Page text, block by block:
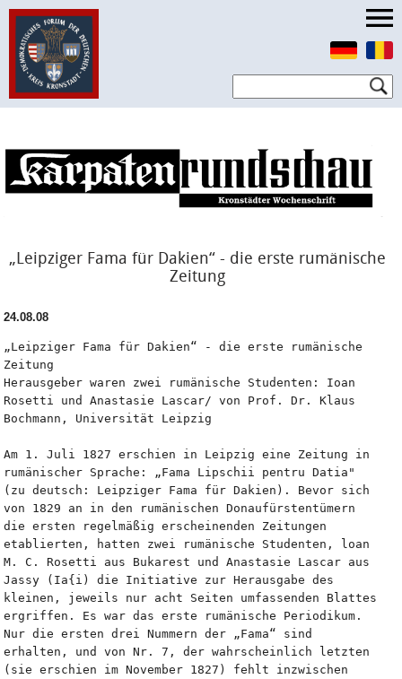
„Leipziger Fama für Dakien“ - die erste rumänische
Zeitung
24.08.08
„Leipziger Fama für Dakien“ - die erste rumänische
Zeitung
Herausgeber waren zwei rumänische Studenten: Ioan
Rosetti und Anastasie Lascar/ von Prof. Dr. Klaus
Bochmann, Universität Leipzig
Am 1. Juli 1827 erschien in Leipzig eine Zeitung in
rumänischer Sprache: „Fama Lipschii pentru Datia"
(zu deutsch: Leipziger Fama für Dakien). Bevor sich
von 1829 an in den rumänischen Donaufürstentümern
die ersten regelmäßig erscheinenden Zeitungen
etablierten, hatten zwei rumänische Studenten, loan
M. C. Rosetti aus Bukarest und Anastasie Lascar aus
Jassy (Ia{i) die Initiative zur Herausgabe des
kleinen, jeweils nur acht Seiten umfassenden Blattes
ergriffen. Es war das erste rumänische Periodikum.
Nur die ersten drei Nummern der „Fama“ sind
erhalten, und von Nr. 7, der wahrscheinlich letzten
(sie erschien im November 1827) fehlt inzwischen